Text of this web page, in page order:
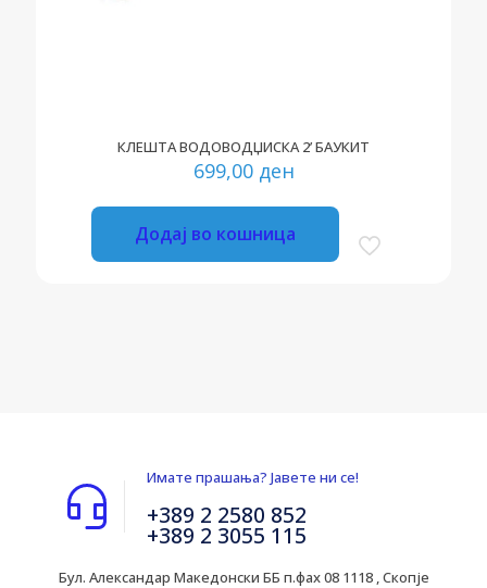
КЛЕШТА ВОДОВОДЏИСКА 2’ БАУКИТ
699,00 ден
Додај во кошница
Имате прашања? Јавете ни се!
+389 2 2580 852
+389 2 3055 115
Бул. Александар Македонски ББ п.фах 08 1118 , Скопје